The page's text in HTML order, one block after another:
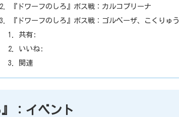
『ドワーフのしろ』ボス戦：カルコブリーナ
『ドワーフのしろ』ボス戦：ゴルベーザ、こくりゅう
共有:
いいね:
関連
：イベント